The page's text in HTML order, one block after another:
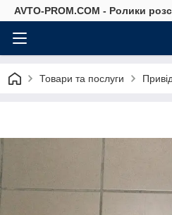
AVTO-PROM.COM - Ролики
Товари та послуги